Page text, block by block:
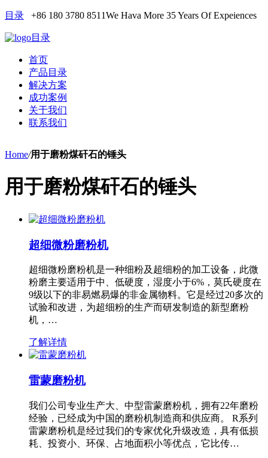
目录 +86 180 3780 8511We Hava More 35 Years Of Expeiences
目录
首页
产品目录
解决方案
成功案例
关于我们
联系我们
Home/用于磨粉煤矸石的锤头
用于磨粉煤矸石的锤头
超细微粉磨粉机
超细微粉磨粉机是一种细粉及超细粉的加工设备，此微
粉磨主要适用于中、低硬度，湿度小于6%，莫氏硬度在
9级以下的非易燃易爆的非金属物料。它是经过20多次的
试验和改进，为超细粉的生产而研发制造的新型磨粉
机，…
了解详情
雷蒙磨粉机
我们公司专业生产大、中型雷蒙磨粉机，拥有22年磨粉
经验，已经成为中国的磨粉机制造商和供应商。 R系列
雷蒙磨粉机是经过我们的专家优化升级改造，具有低损
耗、投资小、环保、占地面积小等优点，它比传…